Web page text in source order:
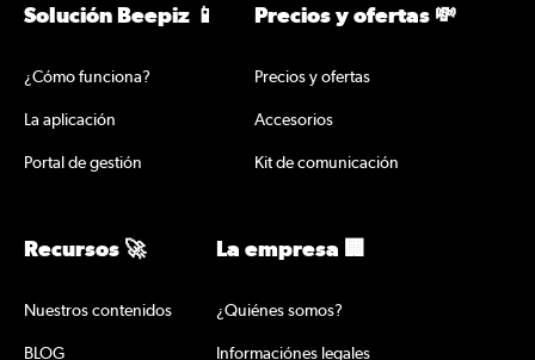
Solución Beepiz 📱
¿Cómo funciona?
La aplicación
Portal de gestión
Precios y ofertas 💸
Precios y ofertas
Accesorios
Kit de comunicación
Recursos 🚀
Nuestros contenidos
BLOG
La empresa 🏢
¿Quiénes somos?
Informaciónes legales